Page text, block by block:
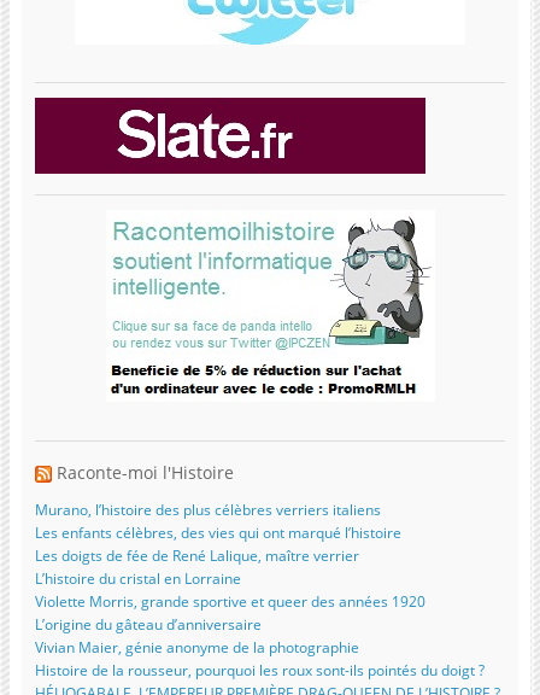
Raconte-moi l'Histoire
Murano, l’histoire des plus célèbres verriers italiens
Les enfants célèbres, des vies qui ont marqué l’histoire
Les doigts de fée de René Lalique, maître verrier
L’histoire du cristal en Lorraine
Violette Morris, grande sportive et queer des années 1920
L’origine du gâteau d’anniversaire
Vivian Maier, génie anonyme de la photographie
Histoire de la rousseur, pourquoi les roux sont-ils pointés du doigt ?